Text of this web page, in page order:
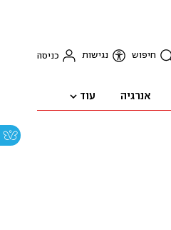
חיפוש נגישות כניסה
אנרגיה עוד